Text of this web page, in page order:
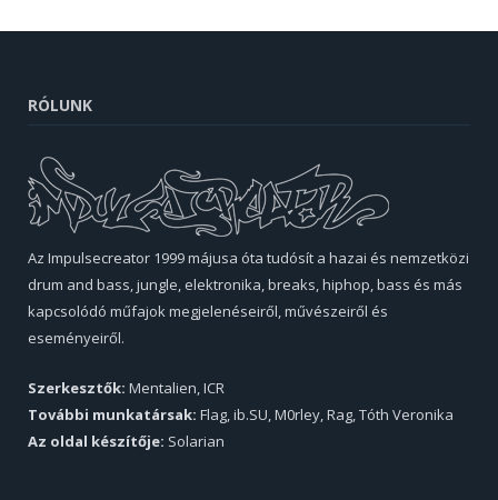
RÓLUNK
Az Impulsecreator 1999 májusa óta tudósít a hazai és nemzetközi
drum and bass, jungle, elektronika, breaks, hiphop, bass és más
kapcsolódó műfajok megjelenéseiről, művészeiről és
eseményeiről.
Szerkesztők: Mentalien, ICR
További munkatársak: Flag, ib.SU, M0rley, Rag, Tóth Veronika
Az oldal készítője: Solarian